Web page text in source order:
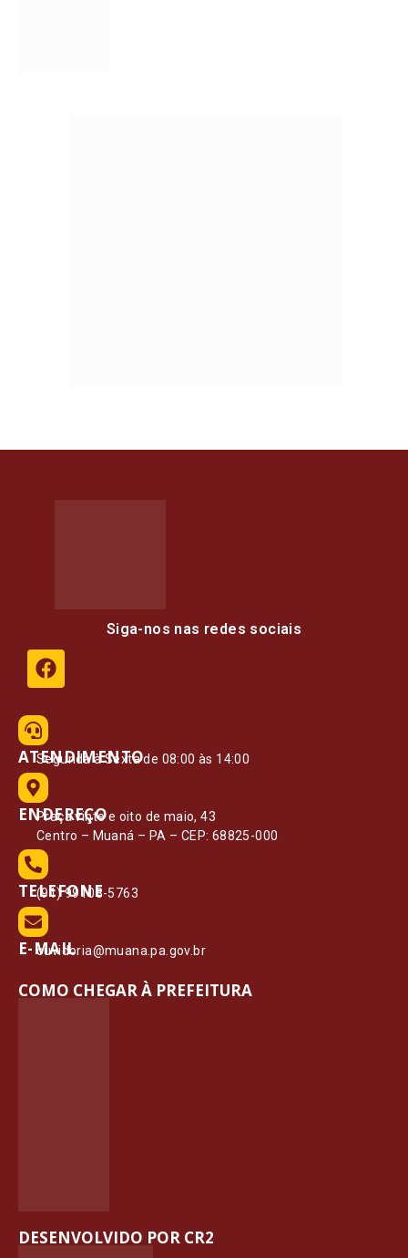
Siga-nos nas redes sociais
ATENDIMENTO
Segunda à Sexta de 08:00 às 14:00
ENDEREÇO
Praça vinte e oito de maio, 43
Centro – Muaná – PA – CEP: 68825-000
TELEFONE
(91) 99108-5763
E-MAIL
ouvidoria@muana.pa.gov.br
COMO CHEGAR À PREFEITURA
DESENVOLVIDO POR CR2